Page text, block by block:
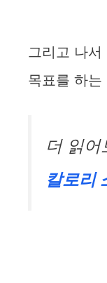
그리고 나서
목표를 하는
더 읽어
칼로리